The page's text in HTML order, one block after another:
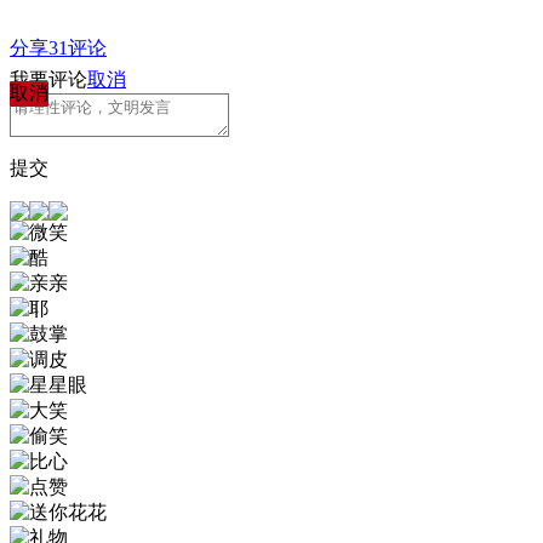
分享31评论
取消
我要评论取消
提交